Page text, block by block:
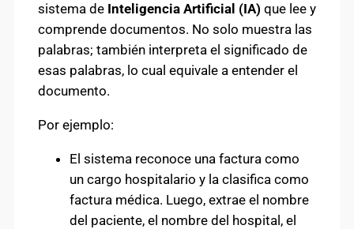
sistema de Inteligencia Artificial (IA) que lee y
comprende documentos. No solo muestra las
palabras; también interpreta el significado de
esas palabras, lo cual equivale a entender el
documento.
Por ejemplo:
El sistema reconoce una factura como
un cargo hospitalario y la clasifica como
factura médica. Luego, extrae el nombre
del paciente, el nombre del hospital, el